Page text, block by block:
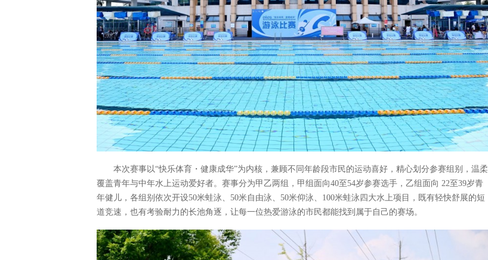
本次赛事以“快乐体育・健康成华”为内核，兼顾不同年龄段市民的运动喜好，精心划分参赛组别，温柔
覆盖青年与中年水上运动爱好者。赛事分为甲乙两组，甲组面向40至54岁参赛选手，乙组面向 22至39岁青
年健儿，各组别依次开设50米蛙泳、50米自由泳、50米仰泳、100米蛙泳四大水上项目，既有轻快舒展的短
道竞速，也有考验耐力的长池角逐，让每一位热爱游泳的市民都能找到属于自己的赛场。